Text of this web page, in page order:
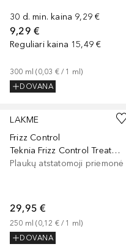
30 d. min. kaina 9,29 €
9,29 €
Reguliari kaina 15,49 €
300 ml (0,03 € / 1 ml)
DOVANA
LAKME
Frizz Control
Teknia Frizz Control Treatment
Plaukų atstatomoji priemonė
29,95 €
250 ml (0,12 € / 1 ml)
DOVANA